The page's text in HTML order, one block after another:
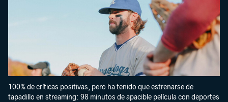
100% de críticas positivas, pero ha tenido que estrenarse de
tapadillo en streaming: 98 minutos de apacible película con deportes